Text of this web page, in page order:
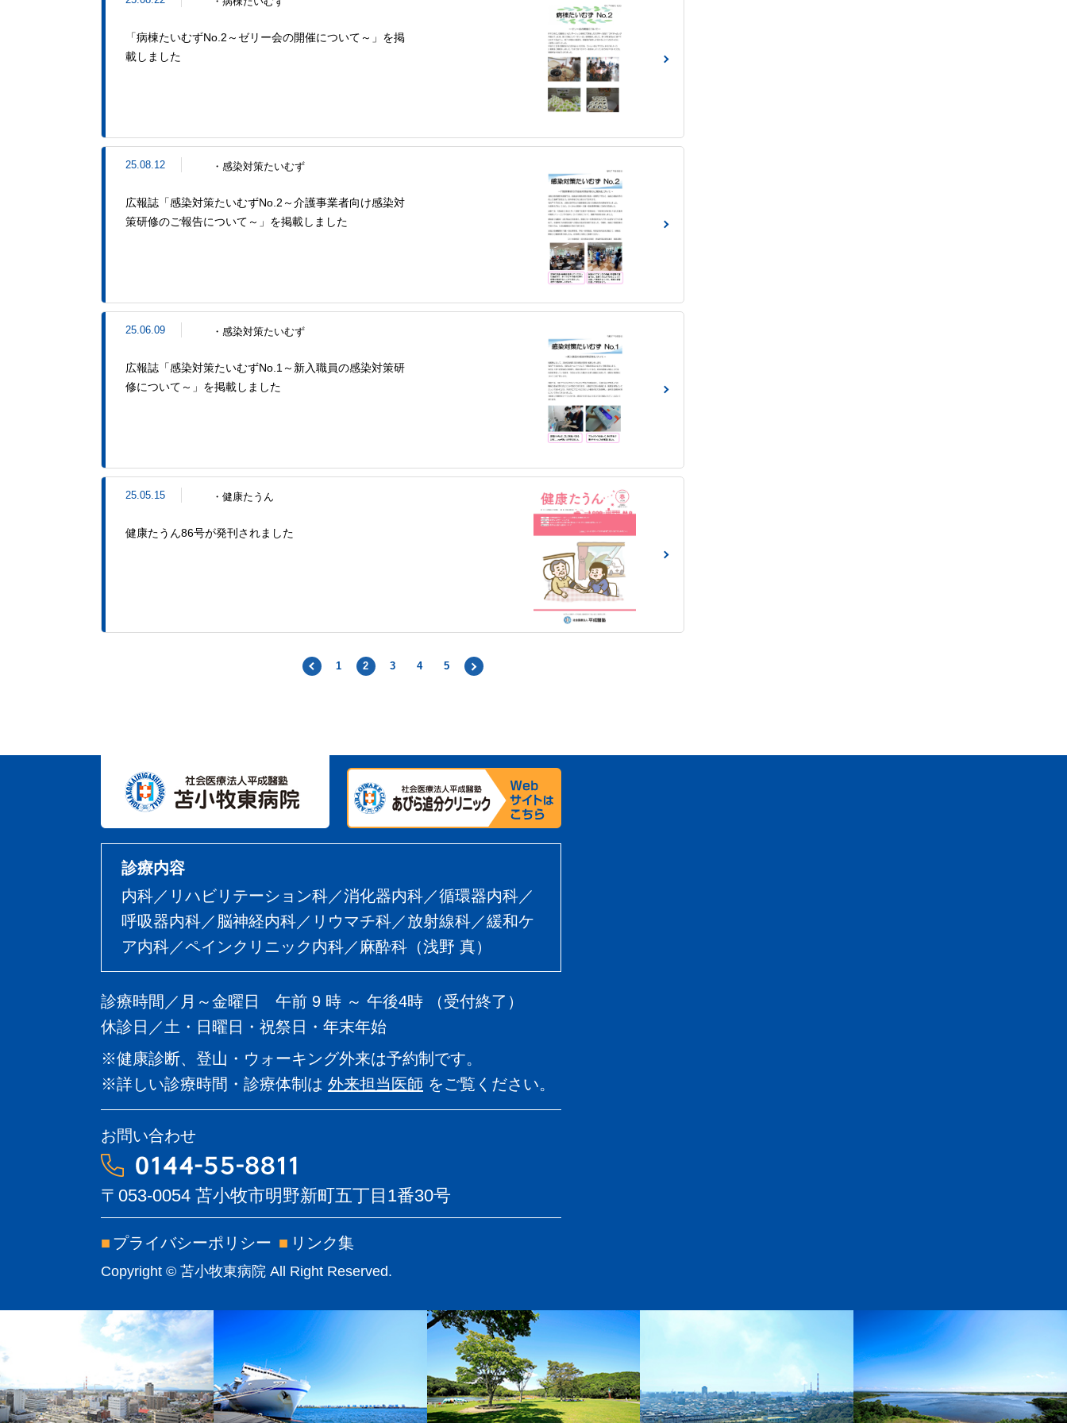
「病棟たいむずNo.2～ゼリー会の開催について～」を掲
載しました
25.08.12 ・感染対策たいむず
広報誌「感染対策たいむずNo.2～介護事業者向け感染対
策研修のご報告について～」を掲載しました
25.06.09 ・感染対策たいむず
広報誌「感染対策たいむずNo.1～新入職員の感染対策研
修について～」を掲載しました
25.05.15 ・健康たうん
健康たうん86号が発刊されました
BACK 1 2 3 4 5 NEXT
診療内容
内科／リハビリテーション科／消化器内科／循環器内科／
呼吸器内科／脳神経内科／リウマチ科／放射線科／緩和ケ
ア内科／ペインクリニック内科／麻酔科（浅野 真）
診療時間／月～金曜日 午前 9 時 ～ 午後4時 （受付終了）
休診日／土・日曜日・祝祭日・年末年始
※健康診断、登山・ウォーキング外来は予約制です。
※詳しい診療時間・診療体制は 外来担当医師 をご覧ください。
お問い合わせ
〒053-0054 苫小牧市明野新町五丁目1番30号
■ プライバシーポリシー ■ リンク集
Copyright © 苫小牧東病院 All Right Reserved.